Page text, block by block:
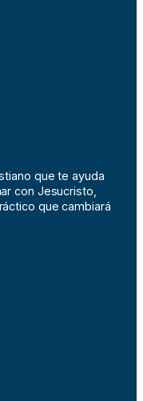
que te ayuda
con Jesucristo,
que cambiará